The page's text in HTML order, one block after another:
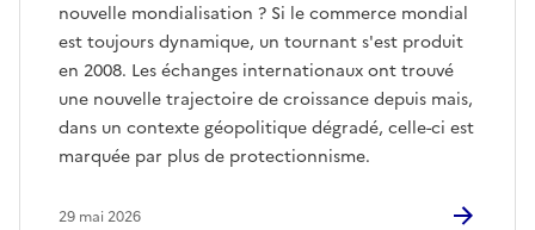
nouvelle mondialisation ? Si le commerce mondial
est toujours dynamique, un tournant s'est produit
en 2008. Les échanges internationaux ont trouvé
une nouvelle trajectoire de croissance depuis mais,
dans un contexte géopolitique dégradé, celle-ci est
marquée par plus de protectionnisme.
29 mai 2026